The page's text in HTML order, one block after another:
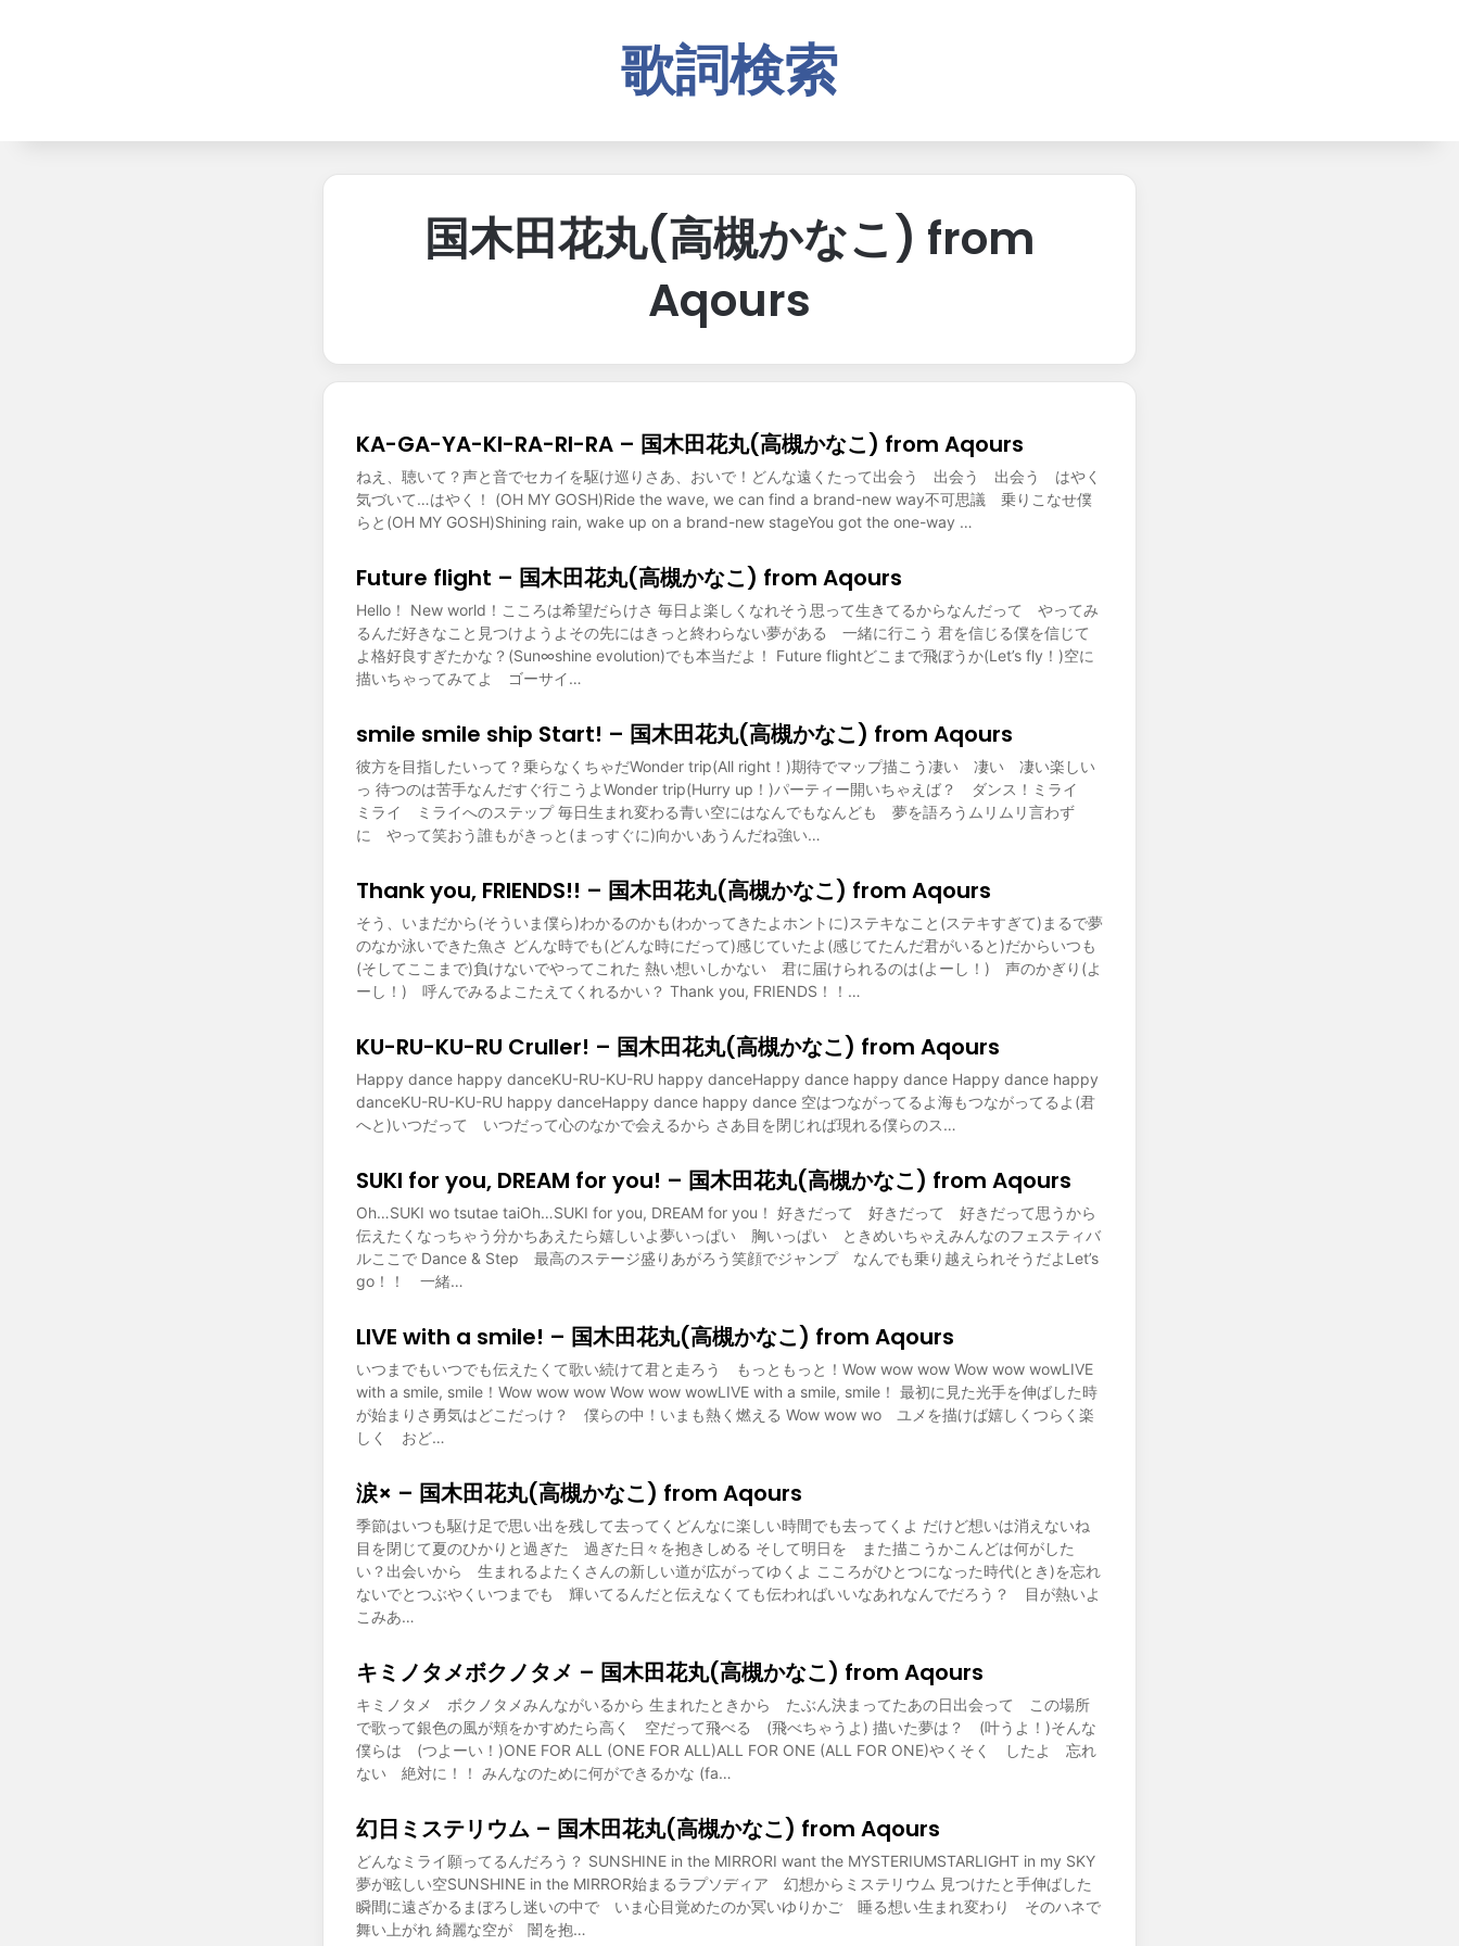
歌詞検索
国木田花丸(高槻かなこ) from
Aqours
KA-GA-YA-KI-RA-RI-RA – 国木田花丸(高槻かなこ) from Aqours
ねえ、聴いて？声と音でセカイを駆け巡りさあ、おいで！どんな遠くたって出会う 出会う 出会う はやく
気づいて…はやく！ (OH MY GOSH)Ride the wave, we can find a brand-new way不可思議 乗りこなせ僕
らと(OH MY GOSH)Shining rain, wake up on a brand-new stageYou got the one-way …
Future flight – 国木田花丸(高槻かなこ) from Aqours
Hello！ New world！こころは希望だらけさ 毎日よ楽しくなれそう思って生きてるからなんだって やってみ
るんだ好きなこと見つけようよその先にはきっと終わらない夢がある 一緒に行こう 君を信じる僕を信じて
よ格好良すぎたかな？(Sun∞shine evolution)でも本当だよ！ Future flightどこまで飛ぼうか(Let’s fly！)空に
描いちゃってみてよ ゴーサイ…
smile smile ship Start! – 国木田花丸(高槻かなこ) from Aqours
彼方を目指したいって？乗らなくちゃだWonder trip(All right！)期待でマップ描こう凄い 凄い 凄い楽しい
っ 待つのは苦手なんだすぐ行こうよWonder trip(Hurry up！)パーティー開いちゃえば？ ダンス！ミライ
ミライ ミライへのステップ 毎日生まれ変わる青い空にはなんでもなんども 夢を語ろうムリムリ言わず
に やって笑おう誰もがきっと(まっすぐに)向かいあうんだね強い…
Thank you, FRIENDS!! – 国木田花丸(高槻かなこ) from Aqours
そう、いまだから(そういま僕ら)わかるのかも(わかってきたよホントに)ステキなこと(ステキすぎて)まるで夢
のなか泳いできた魚さ どんな時でも(どんな時にだって)感じていたよ(感じてたんだ君がいると)だからいつも
(そしてここまで)負けないでやってこれた 熱い想いしかない 君に届けられるのは(よーし！) 声のかぎり(よ
ーし！) 呼んでみるよこたえてくれるかい？ Thank you, FRIENDS！！…
KU-RU-KU-RU Cruller! – 国木田花丸(高槻かなこ) from Aqours
Happy dance happy danceKU-RU-KU-RU happy danceHappy dance happy dance Happy dance happy
danceKU-RU-KU-RU happy danceHappy dance happy dance 空はつながってるよ海もつながってるよ(君
へと)いつだって いつだって心のなかで会えるから さあ目を閉じれば現れる僕らのス…
SUKI for you, DREAM for you! – 国木田花丸(高槻かなこ) from Aqours
Oh…SUKI wo tsutae taiOh…SUKI for you, DREAM for you！ 好きだって 好きだって 好きだって思うから
伝えたくなっちゃう分かちあえたら嬉しいよ夢いっぱい 胸いっぱい ときめいちゃえみんなのフェスティバ
ルここで Dance & Step 最高のステージ盛りあがろう笑顔でジャンプ なんでも乗り越えられそうだよLet’s
go！！ 一緒…
LIVE with a smile! – 国木田花丸(高槻かなこ) from Aqours
いつまでもいつでも伝えたくて歌い続けて君と走ろう もっともっと！Wow wow wow Wow wow wowLIVE
with a smile, smile！Wow wow wow Wow wow wowLIVE with a smile, smile！ 最初に見た光手を伸ばした時
が始まりさ勇気はどこだっけ？ 僕らの中！いまも熱く燃える Wow wow wo ユメを描けば嬉しくつらく楽
しく おど…
涙× – 国木田花丸(高槻かなこ) from Aqours
季節はいつも駆け足で思い出を残して去ってくどんなに楽しい時間でも去ってくよ だけど想いは消えないね
目を閉じて夏のひかりと過ぎた 過ぎた日々を抱きしめる そして明日を また描こうかこんどは何がした
い？出会いから 生まれるよたくさんの新しい道が広がってゆくよ こころがひとつになった時代(とき)を忘れ
ないでとつぶやくいつまでも 輝いてるんだと伝えなくても伝わればいいなあれなんでだろう？ 目が熱いよ
こみあ…
キミノタメボクノタメ – 国木田花丸(高槻かなこ) from Aqours
キミノタメ ボクノタメみんながいるから 生まれたときから たぶん決まってたあの日出会って この場所
で歌って銀色の風が頬をかすめたら高く 空だって飛べる (飛べちゃうよ) 描いた夢は？ (叶うよ！)そんな
僕らは (つよーい！)ONE FOR ALL (ONE FOR ALL)ALL FOR ONE (ALL FOR ONE)やくそく したよ 忘れ
ない 絶対に！！ みんなのために何ができるかな (fa…
幻日ミステリウム – 国木田花丸(高槻かなこ) from Aqours
どんなミライ願ってるんだろう？ SUNSHINE in the MIRRORI want the MYSTERIUMSTARLIGHT in my SKY
夢が眩しい空SUNSHINE in the MIRROR始まるラプソディア 幻想からミステリウム 見つけたと手伸ばした
瞬間に遠ざかるまぼろし迷いの中で いま心目覚めたのか冥いゆりかご 睡る想い生まれ変わり そのハネで
舞い上がれ 綺麗な空が 闇を抱…